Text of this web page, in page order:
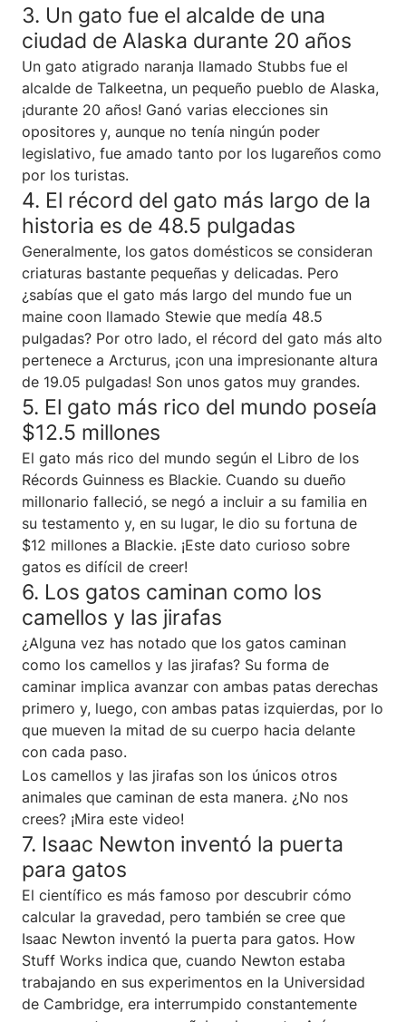
3. Un gato fue el alcalde de una
ciudad de Alaska durante 20 años
Un gato atigrado naranja llamado Stubbs fue el
alcalde de Talkeetna, un pequeño pueblo de Alaska,
¡durante 20 años! Ganó varias elecciones sin
opositores y, aunque no tenía ningún poder
legislativo, fue amado tanto por los lugareños como
por los turistas.
4. El récord del gato más largo de la
historia es de 48.5 pulgadas
Generalmente, los gatos domésticos se consideran
criaturas bastante pequeñas y delicadas. Pero
¿sabías que el gato más largo del mundo fue un
maine coon llamado Stewie que medía 48.5
pulgadas? Por otro lado, el récord del gato más alto
pertenece a Arcturus, ¡con una impresionante altura
de 19.05 pulgadas! Son unos gatos muy grandes.
5. El gato más rico del mundo poseía
$12.5 millones
El gato más rico del mundo según el Libro de los
Récords Guinness es Blackie. Cuando su dueño
millonario falleció, se negó a incluir a su familia en
su testamento y, en su lugar, le dio su fortuna de
$12 millones a Blackie. ¡Este dato curioso sobre
gatos es difícil de creer!
6. Los gatos caminan como los
camellos y las jirafas
¿Alguna vez has notado que los gatos caminan
como los camellos y las jirafas? Su forma de
caminar implica avanzar con ambas patas derechas
primero y, luego, con ambas patas izquierdas, por lo
que mueven la mitad de su cuerpo hacia delante
con cada paso.
Los camellos y las jirafas son los únicos otros
animales que caminan de esta manera. ¿No nos
crees? ¡Mira este video!
7. Isaac Newton inventó la puerta
para gatos
El científico es más famoso por descubrir cómo
calcular la gravedad, pero también se cree que
Isaac Newton inventó la puerta para gatos. How
Stuff Works indica que, cuando Newton estaba
trabajando en sus experimentos en la Universidad
de Cambridge, era interrumpido constantemente